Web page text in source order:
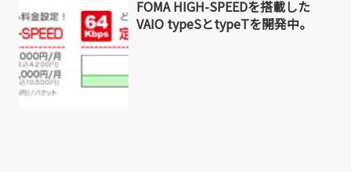
FOMA HIGH-SPEEDを搭載した
VAIO typeSとtypeTを開発中。